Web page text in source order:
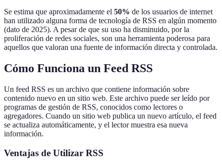
Se estima que aproximadamente el 50% de los usuarios de internet
han utilizado alguna forma de tecnología de RSS en algún momento
(dato de 2025). A pesar de que su uso ha disminuido, por la
proliferación de redes sociales, son una herramienta poderosa para
aquellos que valoran una fuente de información directa y controlada.
Cómo Funciona un Feed RSS
Un feed RSS es un archivo que contiene información sobre
contenido nuevo en un sitio web. Este archivo puede ser leído por
programas de gestión de RSS, conocidos como lectores o
agregadores. Cuando un sitio web publica un nuevo artículo, el feed
se actualiza automáticamente, y el lector muestra esa nueva
información.
Ventajas de Utilizar RSS